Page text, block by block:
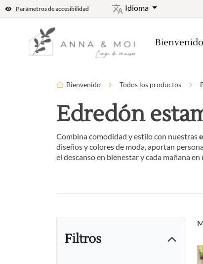
Parámetros de accesibilidad Idioma
Bienvenido
Bienvenido Todos los productos
Edredón
Combina comodidad y estilo con nuestras
diseños y colores de moda, aportan
el descanso en bienestar y cada mañana
Filtros